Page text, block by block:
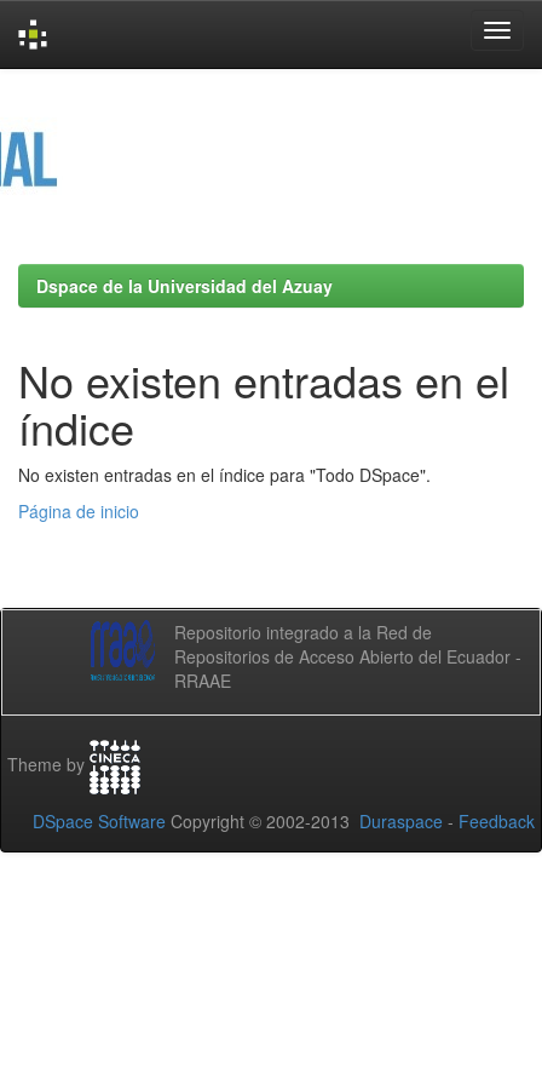
Dspace de la Universidad del Azuay
No existen entradas en el
índice
No existen entradas en el índice para "Todo DSpace".
Página de inicio
Repositorio integrado a la Red de
Repositorios de Acceso Abierto del Ecuador -
RRAAE
Theme by
DSpace Software Copyright © 2002-2013 Duraspace - Feedback